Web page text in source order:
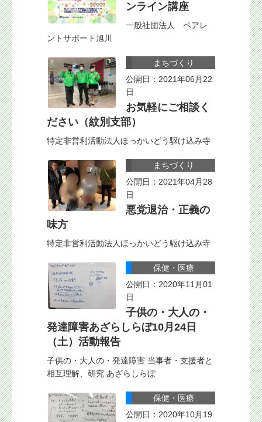
ンライン講座
一般社団法人 ペアレ
ントサポート旭川
まちづくり
公開日：2021年06月22
日
お気軽にご相談く
ださい（紋別支部）
特定非営利活動法人ほっかいどう駆け込み寺
まちづくり
公開日：2021年04月28
日
悪党退治・正義の
味方
特定非営利活動法人ほっかいどう駆け込み寺
保健・医療
公開日：2020年11月01
日
子供の・大人の・
発達障害あざらしらぼ10月24日
（土）活動報告
子供の・大人の・発達障害 当事者・支援者と
相互理解、研究 あざらしらぼ
保健・医療
公開日：2020年10月19